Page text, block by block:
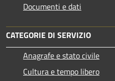
Documenti e dati
CATEGORIE DI SERVIZIO
Anagrafe e stato civile
Cultura e tempo libero